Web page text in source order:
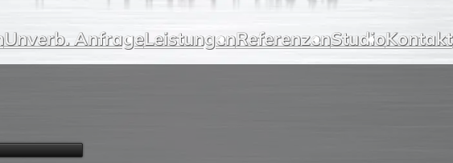
Unverb. AnfrageLeistungenReferenzenStudioKontakt